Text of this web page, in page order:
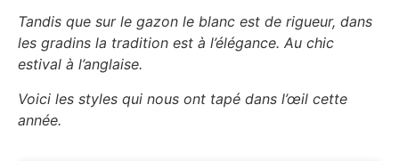
Tandis que sur le gazon le blanc est de rigueur, dans
les gradins la tradition est à l’élégance. Au chic
estival à l’anglaise.
Voici les styles qui nous ont tapé dans l’œil cette
année.